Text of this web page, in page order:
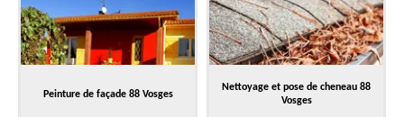
Peinture de façade 88 Vosges
Nettoyage et pose de cheneau 88
Vosges